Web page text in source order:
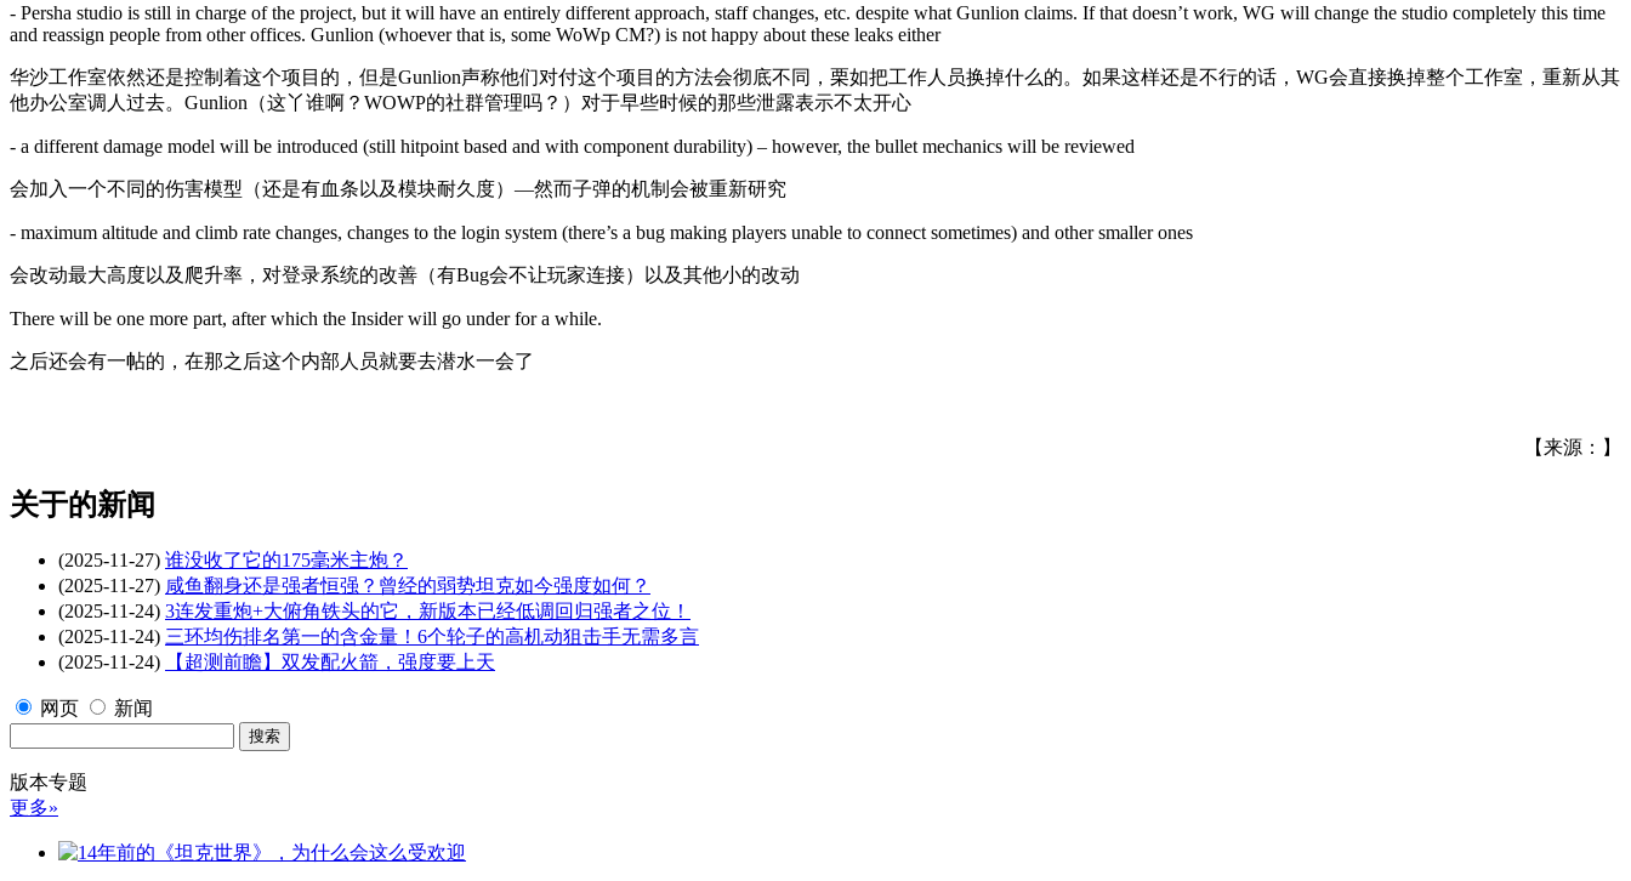
- Persha studio is still in charge of the project, but it will have an entirely different approach, staff changes, etc. despite what Gunlion claims. If that doesn’t work, WG will change the studio completely this time
and reassign people from other offices. Gunlion (whoever that is, some WoWp CM?) is not happy about these leaks either
华沙工作室依然还是控制着这个项目的，但是Gunlion声称他们对付这个项目的方法会彻底不同，栗如把工作人员换掉什么的。如果这样还是不行的话，WG会直接换掉整个工作室，重新从其
他办公室调人过去。Gunlion（这丫谁啊？WOWP的社群管理吗？）对于早些时候的那些泄露表示不太开心
- a different damage model will be introduced (still hitpoint based and with component durability) – however, the bullet mechanics will be reviewed
会加入一个不同的伤害模型（还是有血条以及模块耐久度）—然而子弹的机制会被重新研究
- maximum altitude and climb rate changes, changes to the login system (there’s a bug making players unable to connect sometimes) and other smaller ones
会改动最大高度以及爬升率，对登录系统的改善（有Bug会不让玩家连接）以及其他小的改动
There will be one more part, after which the Insider will go under for a while.
之后还会有一帖的，在那之后这个内部人员就要去潜水一会了
【来源：】
关于的新闻
(2025-11-27) 谁没收了它的175毫米主炮？
(2025-11-27) 咸鱼翻身还是强者恒强？曾经的弱势坦克如今强度如何？
(2025-11-24) 3连发重炮+大俯角铁头的它，新版本已经低调回归强者之位！
(2025-11-24) 三环均伤排名第一的含金量！6个轮子的高机动狙击手无需多言
(2025-11-24)
【超测前瞻】双发配火箭，强度要上天
网页 新闻
版本专题
更多»